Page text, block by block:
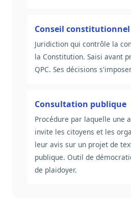
Conseil constitutionnel
Juridiction qui contrôle la
la Constitution. Saisi avant
QPC. Ses décisions
Consultation publique
Procédure par laquelle une
invite les citoyens et les
leur avis sur un projet de
publique. Outil de
de plaidoyer.